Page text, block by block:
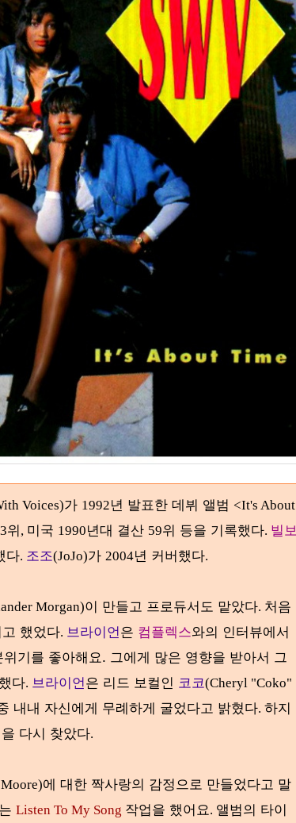
Voices)가 1992년 발표한 데뷔 앨범 <It's About
위, 미국 1990년대 결산 59위 등을 기록했다. 빌보
다. 조조(JoJo)가 2004년 커버했다.
Morgan)이 만들고 프로듀서도 맡았다. 처음
했었다. 브라이언은 컴플렉스와의 인터뷰에서
기를 좋아해요. 그에게 많은 영향을 받아서 그
다. 브라이언은 리드 보컬인 코코(Cheryl "Coko"
내내 자신에게 무례하게 굴었다고 밝혔다. 하지
을 다시 찾았다.
에 대한 짝사랑의 감정으로 만들었다고 말
Listen To My Song 작업을 했어요. 앨범의 타이